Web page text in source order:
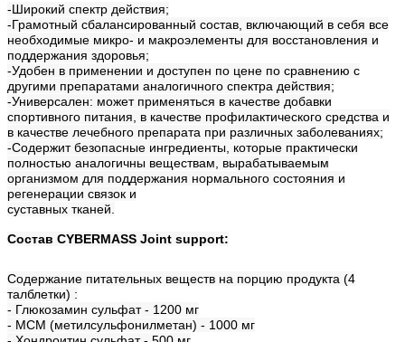
-Широкий спектр действия;
-Грамотный сбалансированный состав, включающий в себя все
необходимые микро- и макроэлементы для восстановления и
поддержания здоровья;
-Удобен в применении и доступен по цене по сравнению с
другими препаратами аналогичного спектра действия;
-Универсален: может применяться в качестве добавки
спортивного питания, в качестве профилактического средства и
в качестве лечебного препарата при различных заболеваниях;
-Содержит безопасные ингредиенты, которые практически
полностью аналогичны веществам, вырабатываемым
организмом для поддержания нормального состояния и
регенерации связок и
суставных тканей.
Состав CYBERMASS Joint support:
Содержание питательных веществ на порцию продукта (4
талблетки) :
- Глюкозамин сульфат - 1200 мг
- МСМ (метилсульфонилметан) - 1000 мг